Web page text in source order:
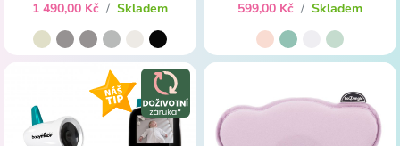
1 490,00 Kč / Skladem 599,00 Kč / Skladem